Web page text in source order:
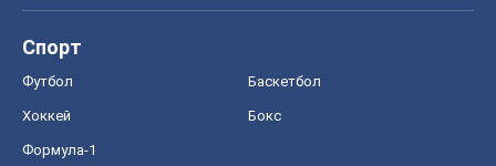
Спорт
Футбол Баскетбол
Хоккей Бокс
Формула-1